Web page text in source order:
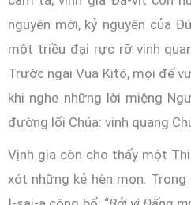
nguyên mới, kỷ nguyên của
một triều đại rực rỡ vinh
Trước ngai Vua Kitô, mọi đế
khi nghe những lời miệng
đường lối Chúa: vinh quang
Vịnh gia còn cho thấy một
xót những kẻ hèn mọn.